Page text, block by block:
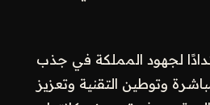
لجهود المملكة في جذب
وتوطين التقنية وتعزيز